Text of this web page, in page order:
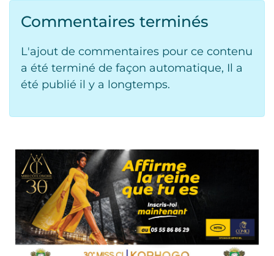
Commentaires terminés
L'ajout de commentaires pour ce contenu
a été terminé de façon automatique, Il a
été publié il y a longtemps.